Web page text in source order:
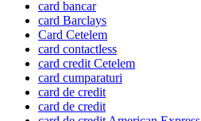
card bancar
card Barclays
Card Cetelem
card contactless
card credit Cetelem
card cumparaturi
card de credit
card de credit